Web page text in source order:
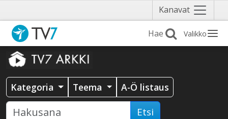
Kanavat Näytä
valikko
Valikko
Kategoria Teema A-Ö listaus
Etsi